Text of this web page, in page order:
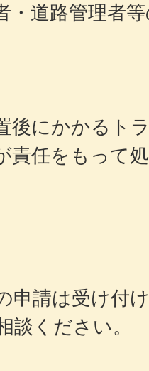
・道路管理者
後にかかるト
責任をもって
申請は受け付
談ください。